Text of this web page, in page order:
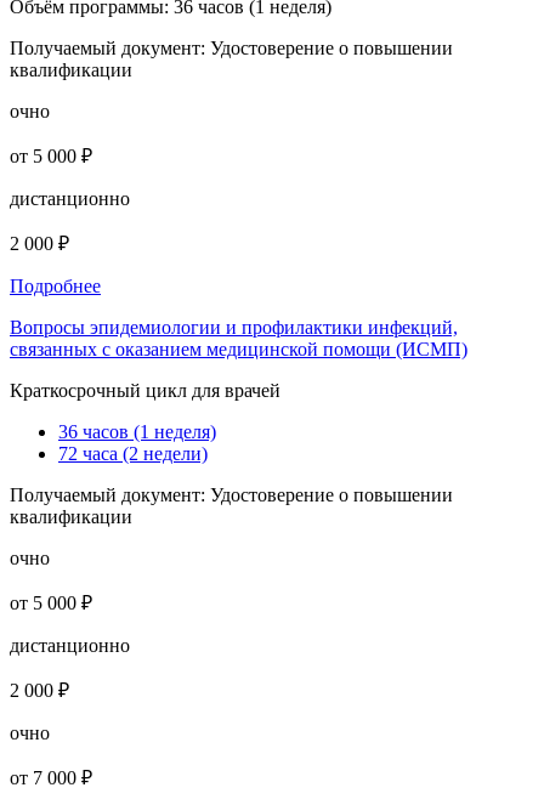
Объём программы: 36 часов (1 неделя)
Получаемый документ: Удостоверение о повышении
квалификации
очно
от 5 000 ₽
дистанционно
2 000 ₽
Подробнее
Вопросы эпидемиологии и профилактики инфекций,
связанных с оказанием медицинской помощи (ИСМП)
Краткосрочный цикл для врачей
36 часов (1 неделя)
72 часа (2 недели)
Получаемый документ: Удостоверение о повышении
квалификации
очно
от 5 000 ₽
дистанционно
2 000 ₽
очно
от 7 000 ₽